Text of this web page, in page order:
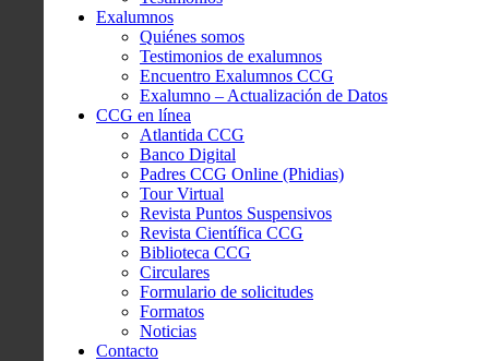
Exalumnos
Quiénes somos
Testimonios de exalumnos
Encuentro Exalumnos CCG
Exalumno – Actualización de Datos
CCG en línea
Atlantida CCG
Banco Digital
Padres CCG Online (Phidias)
Tour Virtual
Revista Puntos Suspensivos
Revista Científica CCG
Biblioteca CCG
Circulares
Formulario de solicitudes
Formatos
Noticias
Contacto